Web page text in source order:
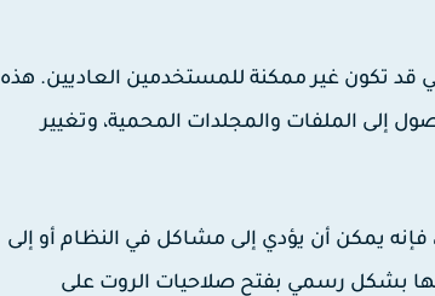
قد تكون غير ممكنة للمستخدمين العاديين. هذه
إلى الملفات والمجلدات المحمية، وتغيير
يمكن أن يؤدي إلى مشاكل في النظام أو إلى
بشكل رسمي بفتح صلاحيات الروت على